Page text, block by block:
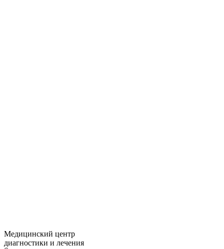
Медицинский центр
диагностики и лечения